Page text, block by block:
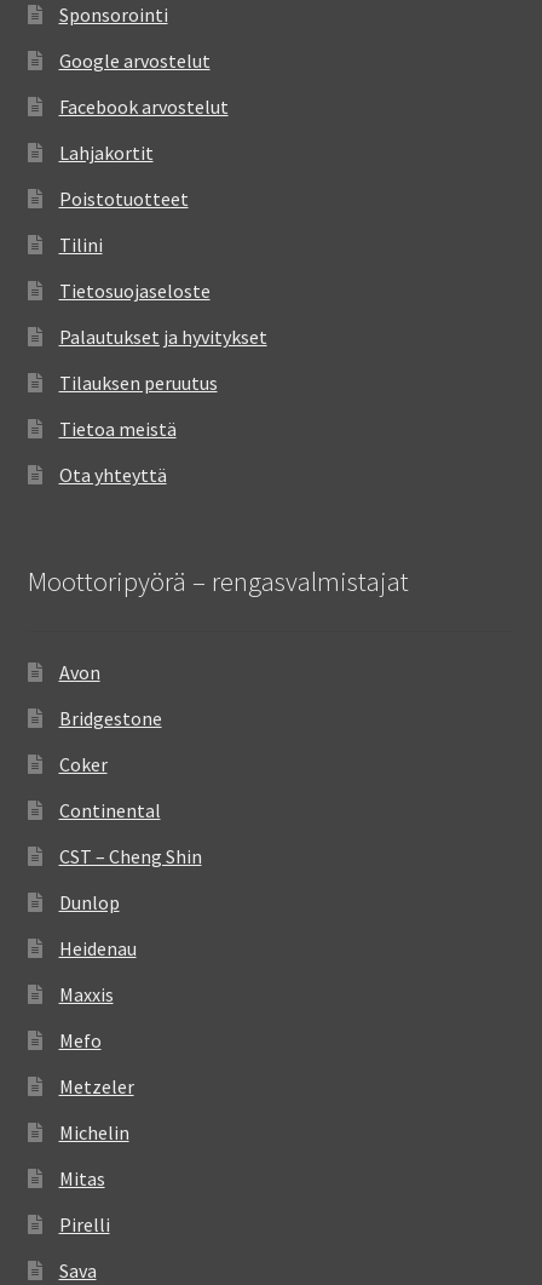
Sponsorointi
Google arvostelut
Facebook arvostelut
Lahjakortit
Poistotuotteet
Tilini
Tietosuojaseloste
Palautukset ja hyvitykset
Tilauksen peruutus
Tietoa meistä
Ota yhteyttä
Moottoripyörä – rengasvalmistajat
Avon
Bridgestone
Coker
Continental
CST – Cheng Shin
Dunlop
Heidenau
Maxxis
Mefo
Metzeler
Michelin
Mitas
Pirelli
Sava